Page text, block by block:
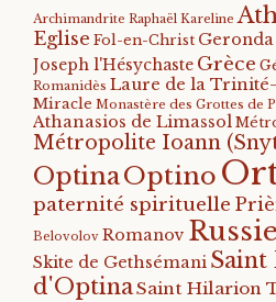
Archimandrite Raphaël Kareline
Eglise Fol-en-Christ
Joseph l'Hésychaste Grèce
Romanidès Laure de la
Miracle Monastère des Grottes de
Athanasios de Limassol
Métropolite Ioann
OptinaOptino
paternité spirituelle
Belovolov Romanov Russie
Skite de Gethsémani Saint
d'OptinaSaint Hilarion